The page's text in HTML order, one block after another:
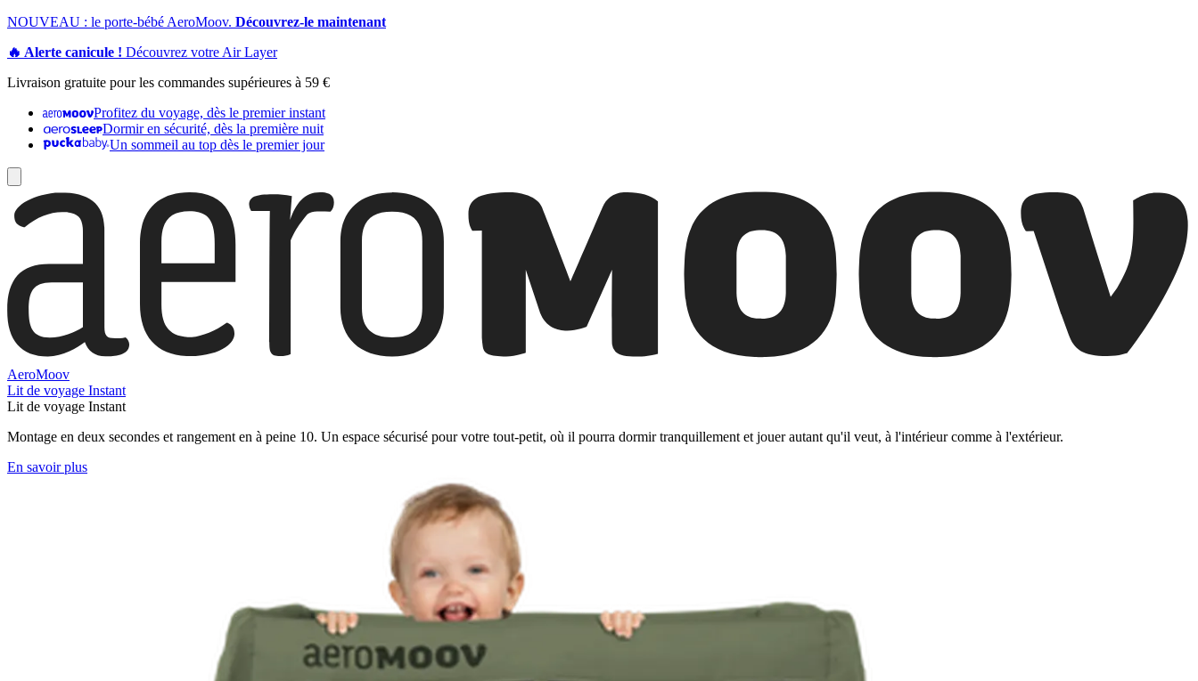
NOUVEAU : le porte-bébé AeroMoov. Découvrez-le maintenant
🔥 Alerte canicule ! Découvrez votre Air Layer
Livraison gratuite pour les commandes supérieures à 59 €
Profitez du voyage, dès le premier instant
Dormir en sécurité, dès la première nuit
Un sommeil au top dès le premier jour
AeroMoov
Lit de voyage Instant
Lit de voyage Instant
Montage en deux secondes et rangement en à peine 10. Un espace sécurisé pour votre tout-petit, où il pourra dormir tranquillement et jouer autant qu'il veut, à l'intérieur comme à l'extérieur.
En savoir plus